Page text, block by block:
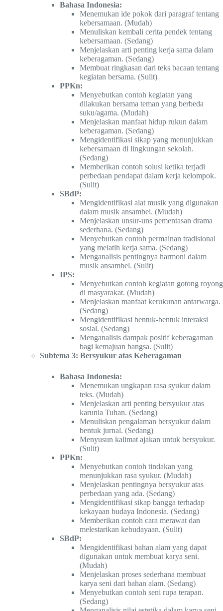
Bahasa Indonesia:
Menemukan ide pokok dari paragraf tentang
kebersamaan. (Mudah)
Menuliskan kembali cerita pendek tentang
kebersamaan. (Sedang)
Menjelaskan arti penting kerja sama dalam
keberagaman. (Sedang)
Membuat ringkasan dari teks bacaan tentang
kegiatan bersama. (Sulit)
PPKn:
Menyebutkan contoh kegiatan yang
dilakukan bersama teman yang berbeda
suku/agama. (Mudah)
Menjelaskan manfaat hidup rukun dalam
keberagaman. (Sedang)
Mengidentifikasi sikap yang menunjukkan
kebersamaan di lingkungan sekolah.
(Sedang)
Memberikan contoh solusi ketika terjadi
perbedaan pendapat dalam kerja kelompok.
(Sulit)
SBdP:
Mengidentifikasi alat musik yang digunakan
dalam musik ansambel. (Mudah)
Menjelaskan unsur-uns pementasan drama
sederhana. (Sedang)
Menyebutkan contoh permainan tradisional
yang melatih kerja sama. (Sedang)
Menganalisis pentingnya harmoni dalam
musik ansambel. (Sulit)
IPS:
Menyebutkan contoh kegiatan gotong royong
di masyarakat. (Mudah)
Menjelaskan manfaat kerukunan antarwarga.
(Sedang)
Mengidentifikasi bentuk-bentuk interaksi
sosial. (Sedang)
Menganalisis dampak positif keberagaman
bagi kemajuan bangsa. (Sulit)
Subtema 3: Bersyukur atas Keberagaman
Bahasa Indonesia:
Menemukan ungkapan rasa syukur dalam
teks. (Mudah)
Menjelaskan arti penting bersyukur atas
karunia Tuhan. (Sedang)
Menuliskan pengalaman bersyukur dalam
bentuk jurnal. (Sedang)
Menyusun kalimat ajakan untuk bersyukur.
(Sulit)
PPKn:
Menyebutkan contoh tindakan yang
menunjukkan rasa syukur. (Mudah)
Menjelaskan pentingnya bersyukur atas
perbedaan yang ada. (Sedang)
Mengidentifikasi sikap bangga terhadap
kekayaan budaya Indonesia. (Sedang)
Memberikan contoh cara merawat dan
melestarikan kebudayaan. (Sulit)
SBdP:
Mengidentifikasi bahan alam yang dapat
digunakan untuk membuat karya seni.
(Mudah)
Menjelaskan proses sederhana membuat
karya seni dari bahan alam. (Sedang)
Menyebutkan contoh seni rupa terapan.
(Sedang)